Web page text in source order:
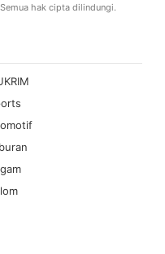
hak cipta dilindungi.